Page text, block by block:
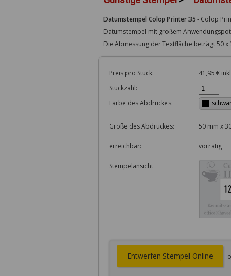
Datumstempel Colop Printer 35 - Colop
Datumstempel mit großem
Die Abmessung der Textfläche beträgt 50
Preis pro Stück: 41,95 €
Stückzahl:
Farbe des Abdruckes:
Größe des Abdruckes: 50 mm x
erreichbar: vorrätig
Stempelansicht
Entwerfen Stempel Online